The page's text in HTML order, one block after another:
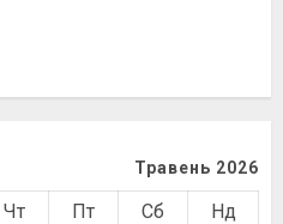
Травень 2026
Чт Пт Сб Нд